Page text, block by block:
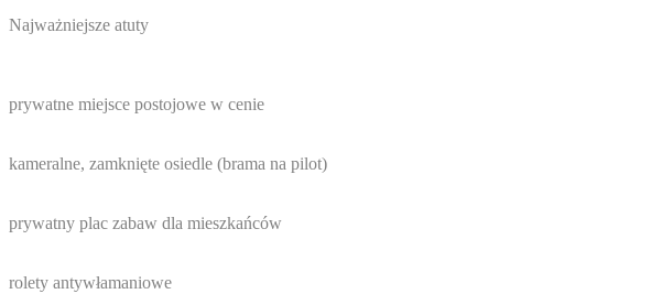
Najważniejsze atuty
prywatne miejsce postojowe w cenie
kameralne, zamknięte osiedle (brama na pilot)
prywatny plac zabaw dla mieszkańców
rolety antywłamaniowe